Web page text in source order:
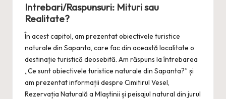
Intrebari/Raspunsuri: Mituri sau
Realitate?
În acest capitol, am prezentat obiectivele turistice
naturale din Sapanta, care fac din această localitate o
destinație turistică deosebită. Am răspuns la întrebarea
„Ce sunt obiectivele turistice naturale din Sapanta?” și
am prezentat informații despre Cimitirul Vesel,
Rezervația Naturală a Mlaștinii și peisajul natural din jurul